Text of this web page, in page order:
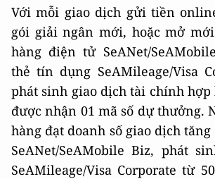
Với mỗi giao dịch gửi tiền
gói giải ngân mới, hoặc mở
hàng điện tử SeANet/
thẻ tín dụng SeAMileage/Visa
phát sinh giao dịch tài chính hợp
được nhận 01 mã số dự thưởng.
hàng đạt doanh số giao dịch
SeANet/SeAMobile Biz, phát
SeAMileage/Visa Corporate từ